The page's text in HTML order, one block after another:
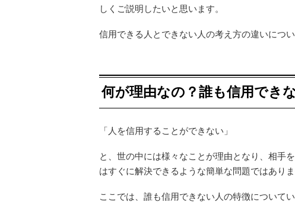
しくご説明したいと思います。
信用できる人とできない人の考え方の違いにつ
何が理由なの？誰も信用でき
「人を信用することができない」
と、世の中には様々なことが理由となり、相手
はすぐに解決できるような簡単な問題ではありま
ここでは、誰も信用できない人の特徴について